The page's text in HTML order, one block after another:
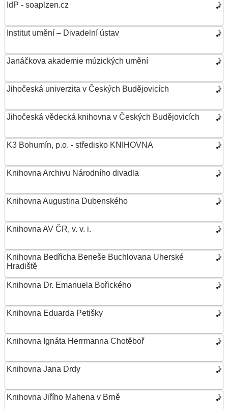
IdP - soaplzen.cz
Institut umění – Divadelní ústav
Janáčkova akademie múzických umění
Jihočeská univerzita v Českých Budějovicích
Jihočeská vědecká knihovna v Českých Budějovicích
K3 Bohumín, p.o. - středisko KNIHOVNA
Knihovna Archivu Národního divadla
Knihovna Augustina Dubenského
Knihovna AV ČR, v. v. i.
Knihovna Bedřicha Beneše Buchlovana Uherské
Hradiště
Knihovna Dr. Emanuela Bořického
Knihovna Eduarda Petišky
Knihovna Ignáta Herrmanna Chotěboř
Knihovna Jana Drdy
Knihovna Jiřího Mahena v Brně